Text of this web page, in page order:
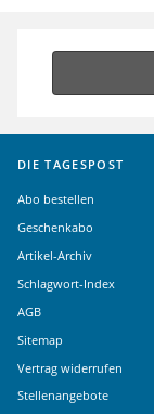
DIE TAGESPOST
Abo bestellen
Geschenkabo
Artikel-Archiv
Schlagwort-Index
AGB
Sitemap
Vertrag widerrufen
Stellenangebote